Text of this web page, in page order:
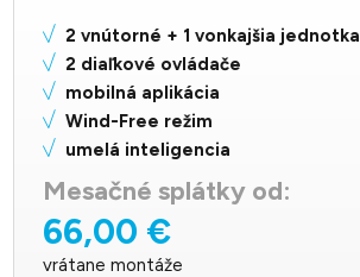
2 vnútorné + 1 vonkajšia jednotka
2 diaľkové ovládače
mobilná aplikácia
Wind-Free režim
umelá inteligencia
Mesačné splátky od:
66,00 €
vrátane montáže